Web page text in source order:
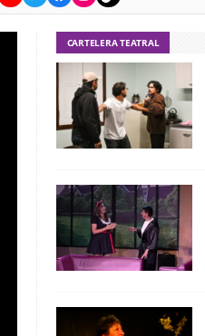
CARTELERA TEATRAL